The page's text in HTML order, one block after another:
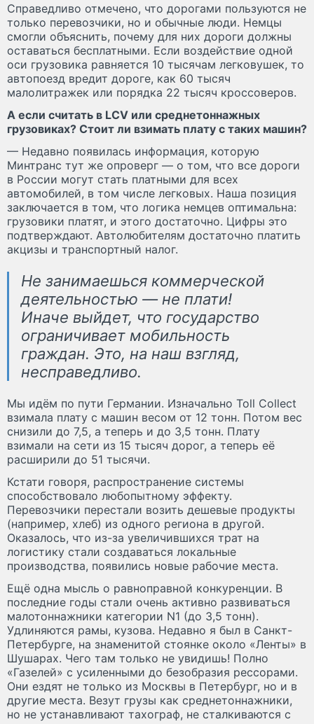
Справедливо отмечено, что дорогами пользуются не
только перевозчики, но и обычные люди. Немцы
смогли объяснить, почему для них дороги должны
оставаться бесплатными. Если воздействие одной
оси грузовика равняется 10 тысячам легковушек, то
автопоезд вредит дороге, как 60 тысяч
малолитражек или порядка 22 тысяч кроссоверов.
А если считать в LCV или среднетоннажных
грузовиках? Стоит ли взимать плату с таких машин?
— Недавно появилась информация, которую
Минтранс тут же опроверг — о том, что все дороги
в России могут стать платными для всех
автомобилей, в том числе легковых. Наша позиция
заключается в том, что логика немцев оптимальна:
грузовики платят, и этого достаточно. Цифры это
подтверждают. Автолюбителям достаточно платить
акцизы и транспортный налог.
Не занимаешься коммерческой
деятельностью — не плати!
Иначе выйдет, что государство
ограничивает мобильность
граждан. Это, на наш взгляд,
несправедливо.
Мы идём по пути Германии. Изначально Toll Collect
взимала плату с машин весом от 12 тонн. Потом вес
снизили до 7,5, а теперь и до 3,5 тонн. Плату
взимали на сети из 15 тысяч дорог, а теперь её
расширили до 51 тысячи.
Кстати говоря, распространение системы
способствовало любопытному эффекту.
Перевозчики перестали возить дешевые продукты
(например, хлеб) из одного региона в другой.
Оказалось, что из-за увеличившихся трат на
логистику стали создаваться локальные
производства, появились новые рабочие места.
Ещё одна мысль о равноправной конкуренции. В
последние годы стали очень активно развиваться
малотоннажники категории N1 (до 3,5 тонн).
Удлиняются рамы, кузова. Недавно я был в Санкт-
Петербурге, на знаменитой стоянке около «Ленты» в
Шушарах. Чего там только не увидишь! Полно
«Газелей» с усиленными до безобразия рессорами.
Они ездят не только из Москвы в Петербург, но и в
другие места. Везут грузы как среднетоннажники,
но не устанавливают тахограф, не сталкиваются с